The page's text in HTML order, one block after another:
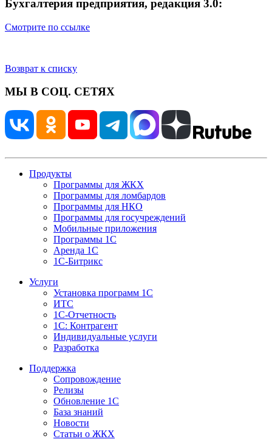
Бухгалтерия предприятия, редакция 3.0:
Смотрите по ссылке
Возврат к списку
МЫ В СОЦ. СЕТЯХ
Продукты
Программы для ЖКХ
Программы для ломбардов
Программы для НКО
Программы для госучреждений
Мобильные приложения
Программы 1С
Аренда 1С
1С-Битрикс
Услуги
Установка программ 1С
ИТС
1С-Отчетность
1С: Контрагент
Индивидуальные услуги
Разработка
Поддержка
Сопровождение
Релизы
Обновление 1С
База знаний
Новости
Статьи о ЖКХ